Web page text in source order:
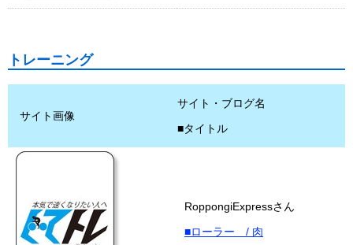
トレーニング
サイト画像
サイト・ブログ名
■タイトル
RoppongiExpressさん
■ローラー / 肉